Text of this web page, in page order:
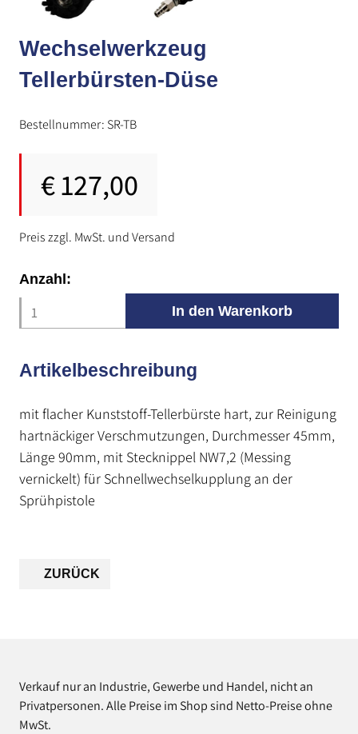
Wechselwerkzeug
Tellerbürsten-Düse
Bestellnummer: SR-TB
€127,00
Preis zzgl. MwSt. und Versand
Anzahl:
Artikelbeschreibung
mit flacher Kunststoff-Tellerbürste hart, zur Reinigung
hartnäckiger Verschmutzungen, Durchmesser 45mm,
Länge 90mm, mit Stecknippel NW7,2 (Messing
vernickelt) für Schnellwechselkupplung an der
Sprühpistole
ZURÜCK
Verkauf nur an Industrie, Gewerbe und Handel, nicht an
Privatpersonen. Alle Preise im Shop sind Netto-Preise ohne
MwSt.